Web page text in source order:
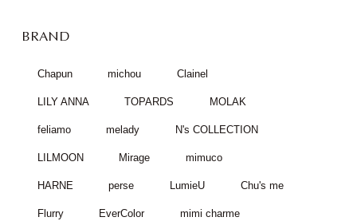
BRAND
Chapun michou Clainel
LILY ANNA TOPARDS MOLAK
feliamo melady N's COLLECTION
LILMOON Mirage mimuco
HARNE perse LumieU Chu's me
Flurry EverColor mimi charme